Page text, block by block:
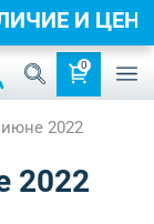
0
2022
2022
И